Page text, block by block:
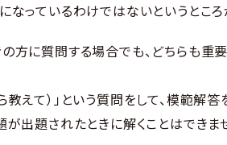
っているわけではないというところ
に質問する場合でも、どちらも重
えて）」という質問をして、模範解
出題されたときに解くことはできま